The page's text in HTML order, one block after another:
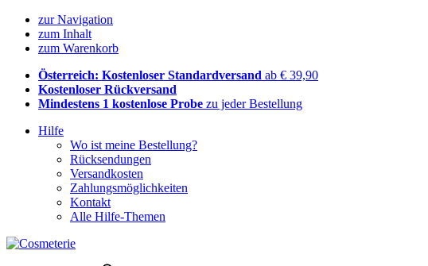
zur Navigation
zum Inhalt
zum Warenkorb
Österreich: Kostenloser Standardversand ab € 39,90
Kostenloser Rückversand
Mindestens 1 kostenlose Probe zu jeder Bestellung
Hilfe
Wo ist meine Bestellung?
Rücksendungen
Versandkosten
Zahlungsmöglichkeiten
Kontakt
Alle Hilfe-Themen